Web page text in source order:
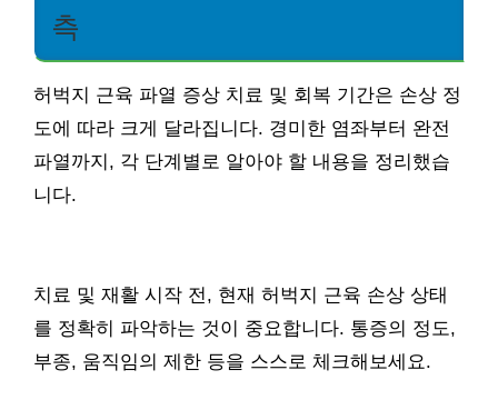
측
허벅지 근육 파열 증상 치료 및 회복 기간은 손상 정
도에 따라 크게 달라집니다. 경미한 염좌부터 완전
파열까지, 각 단계별로 알아야 할 내용을 정리했습
니다.
치료 및 재활 시작 전, 현재 허벅지 근육 손상 상태
를 정확히 파악하는 것이 중요합니다. 통증의 정도,
부종, 움직임의 제한 등을 스스로 체크해보세요.